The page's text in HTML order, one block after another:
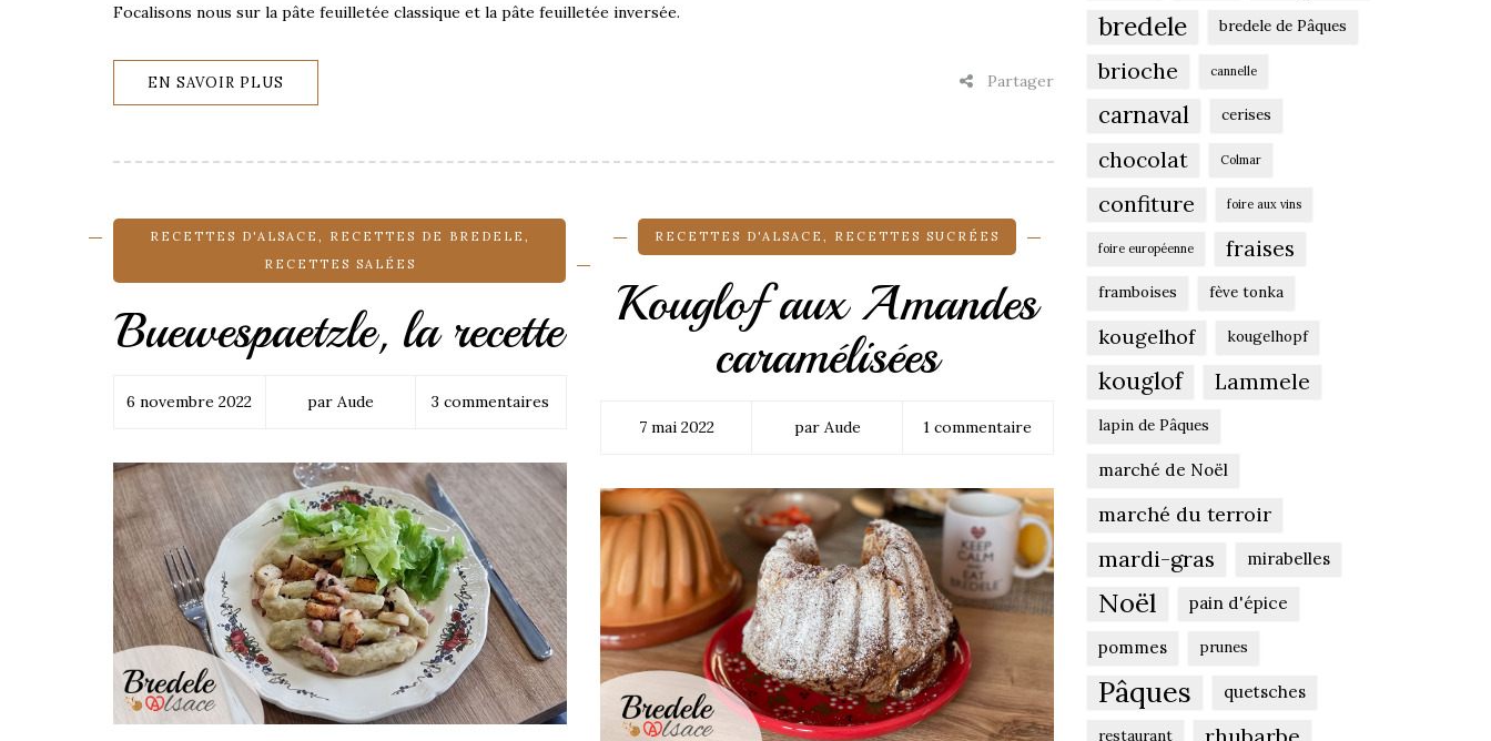
Focalisons nous sur la pâte feuilletée classique et la pâte feuilletée inversée.
EN SAVOIR PLUS Partager
RECETTES D'ALSACE RECETTES DE BREDELE
RECETTES SALÉES
Buewespaetzle, la recette
6 novembre 2022 par Aude 3 commentaires
RECETTES D'ALSACE RECETTES SUCRÉES
Kouglof aux Amandes
caramélisées
7 mai 2022 par Aude 1 commentaire
bredele
bredele de Pâques
brioche cannelle
carnaval cerises
chocolat Colmar
confiture foire aux vins
foire européenne fraises
framboises fève tonka
kougelhof kougelhopf
kouglof Lammele
lapin de Pâques
marché de Noël
marché du terroir
mardi-gras mirabelles
Noël pain d'épice
pommes prunes
Pâques quetsches
restaurant